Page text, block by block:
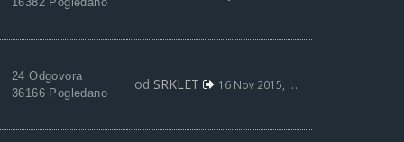
24 Odgovora
36166 Pogledano
od SRKLET 16 Nov 2015, 21:31